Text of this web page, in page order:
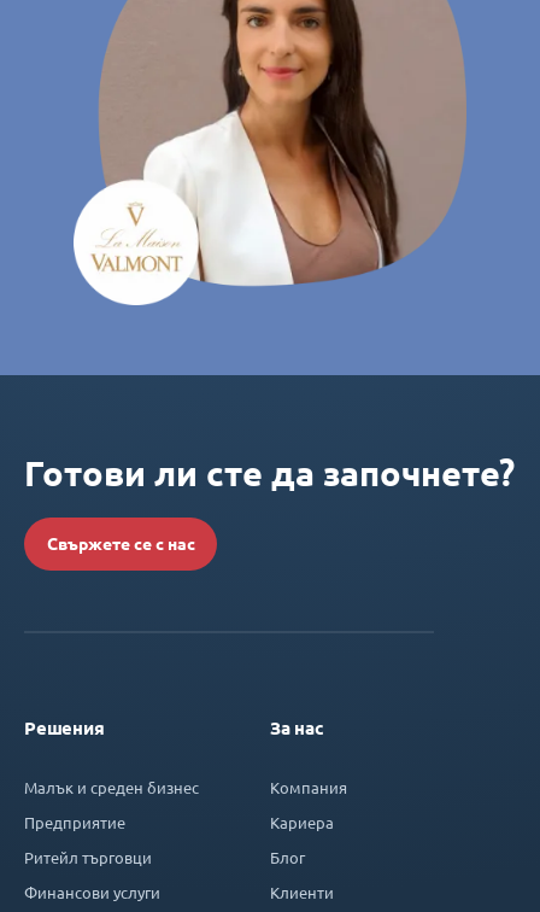
Готови ли сте да започнете?
Свържете се с нас
Решения
Малък и среден бизнес
Предприятие
Ритейл търговци
Финансови услуги
За нас
Компания
Кариера
Блог
Клиенти